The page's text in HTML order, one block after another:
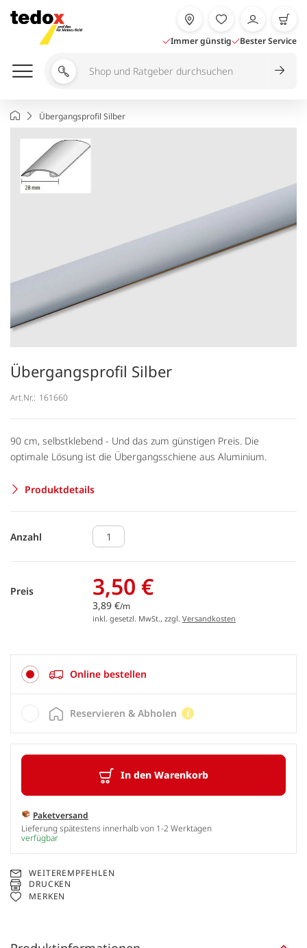
Inhalt
springen
Immer günstig Bester Service
Shop
durchsuchen
StartseiteÜbergangsprofil Silber
Übergangsprofil Silber
Art.Nr.: 161660
90 cm, selbstklebend - Und das zum günstigen Preis. Die
optimale Lösung ist die Übergangsschiene aus Aluminium.
Produktdetails
Anzahl
Preis 3,50 €
3,89 €/m
inkl. gesetzl. MwSt., zzgl. Versandkosten
Online bestellen
In den Warenkorb
Paketversand
Lieferung spätestens innerhalb von 1-2 Werktagen
verfügbar
Reservieren & Abholen
WEITEREMPFEHLEN
DRUCKEN
MERKEN